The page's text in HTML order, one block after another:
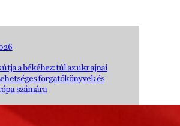
a békéhez: túl az ukrajnai
forgatókönyvek és
számára